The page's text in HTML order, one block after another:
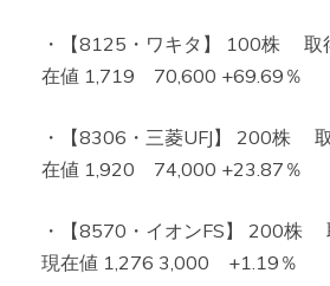
・【8125・ワキタ】 100株
在値 1,719 70,600 +69.69％
・【8306・三菱UFJ】 200株
在値 1,920 74,000 +23.87％
・【8570・イオンFS】 200株
現在値 1,276 3,000 +1.19％